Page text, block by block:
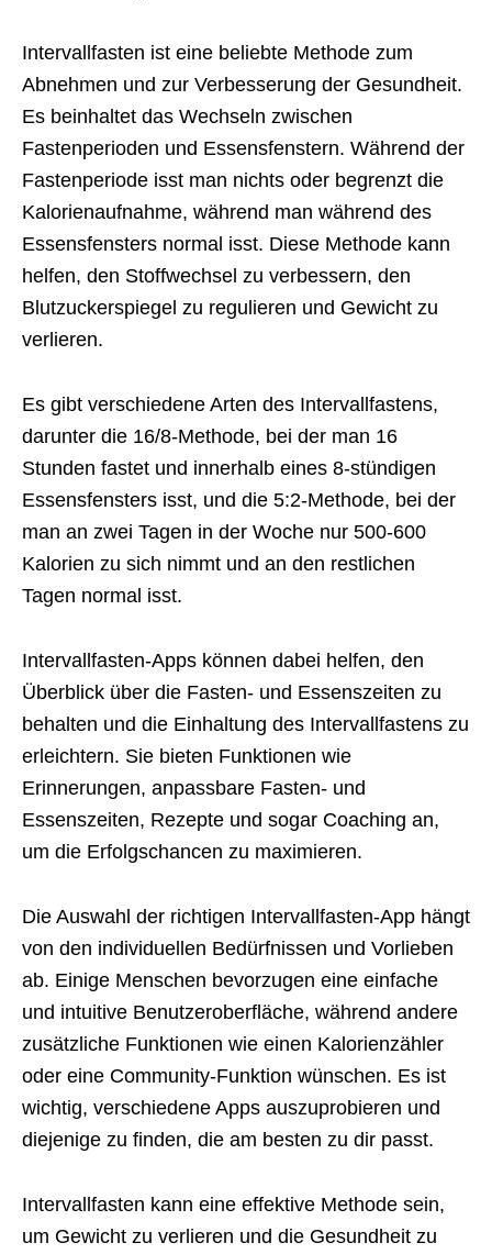
Intervallfasten ist eine beliebte Methode zum
Abnehmen und zur Verbesserung der Gesundheit.
Es beinhaltet das Wechseln zwischen
Fastenperioden und Essensfenstern. Während der
Fastenperiode isst man nichts oder begrenzt die
Kalorienaufnahme, während man während des
Essensfensters normal isst. Diese Methode kann
helfen, den Stoffwechsel zu verbessern, den
Blutzuckerspiegel zu regulieren und Gewicht zu
verlieren.
Es gibt verschiedene Arten des Intervallfastens,
darunter die 16/8-Methode, bei der man 16
Stunden fastet und innerhalb eines 8-stündigen
Essensfensters isst, und die 5:2-Methode, bei der
man an zwei Tagen in der Woche nur 500-600
Kalorien zu sich nimmt und an den restlichen
Tagen normal isst.
Intervallfasten-Apps können dabei helfen, den
Überblick über die Fasten- und Essenszeiten zu
behalten und die Einhaltung des Intervallfastens zu
erleichtern. Sie bieten Funktionen wie
Erinnerungen, anpassbare Fasten- und
Essenszeiten, Rezepte und sogar Coaching an,
um die Erfolgschancen zu maximieren.
Die Auswahl der richtigen Intervallfasten-App hängt
von den individuellen Bedürfnissen und Vorlieben
ab. Einige Menschen bevorzugen eine einfache
und intuitive Benutzeroberfläche, während andere
zusätzliche Funktionen wie einen Kalorienzähler
oder eine Community-Funktion wünschen. Es ist
wichtig, verschiedene Apps auszuprobieren und
diejenige zu finden, die am besten zu dir passt.
Intervallfasten kann eine effektive Methode sein,
um Gewicht zu verlieren und die Gesundheit zu